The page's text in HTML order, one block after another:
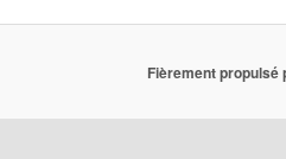
Fièrement propulsé